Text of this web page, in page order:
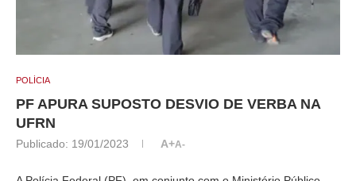
POLÍCIA
PF APURA SUPOSTO DESVIO DE VERBA NA
UFRN
Publicado: 19/01/2023 A+A-